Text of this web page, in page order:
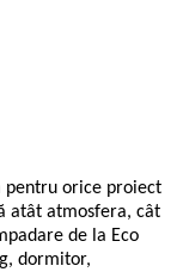
pentru orice proiect
atât atmosfera, cât
de la Eco
dormitor,